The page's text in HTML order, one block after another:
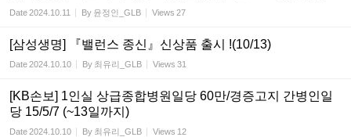
Date2024.10.11 By 윤정인_GLB Views 27
[삼성생명] 『밸런스 종신』신상품 출시 !(10/13)
Date2024.10.10 By 최유리_GLB Views 31
[KB손보] 1인실 상급종합병원일당 60만/경증고지 간병인일
당 15/5/7 (~13일까지)
Date2024.10.10 By 최유리_GLB Views 12